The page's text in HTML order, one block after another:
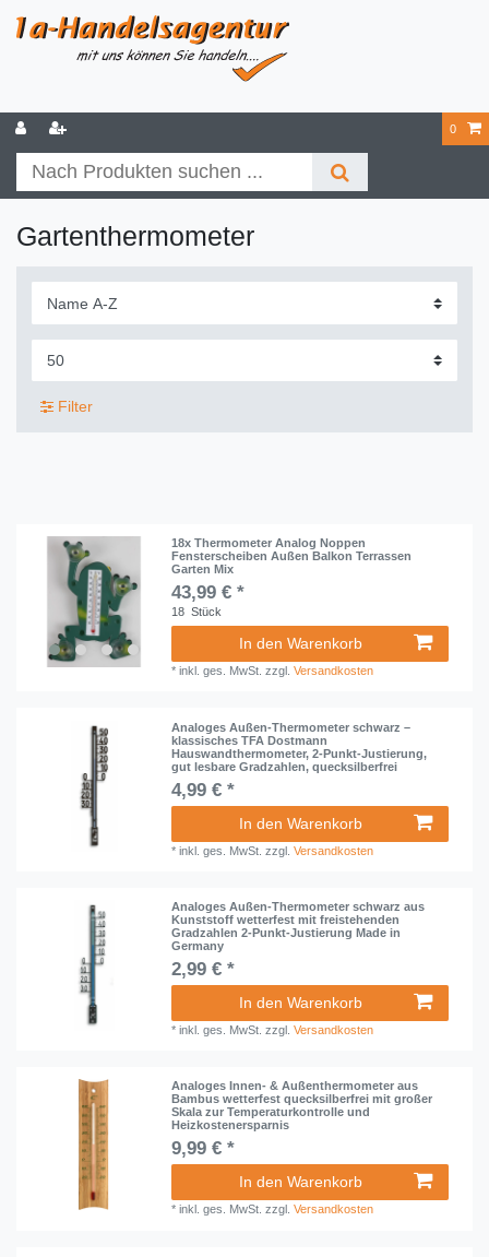
0
Gartenthermometer
Filter
18x Thermometer Analog Noppen
Fensterscheiben Außen Balkon Terrassen
Garten Mix
43,99 € *
18 Stück
In den Warenkorb
*inkl. ges. MwSt. zzgl.Versandkosten
Analoges Außen-Thermometer schwarz –
klassisches TFA Dostmann
Hauswandthermometer, 2-Punkt-Justierung,
gut lesbare Gradzahlen, quecksilberfrei
4,99 € *
In den Warenkorb
*inkl. ges. MwSt. zzgl.Versandkosten
Analoges Außen-Thermometer schwarz aus
Kunststoff wetterfest mit freistehenden
Gradzahlen 2-Punkt-Justierung Made in
Germany
2,99 € *
In den Warenkorb
*inkl. ges. MwSt. zzgl.Versandkosten
Analoges Innen- & Außenthermometer aus
Bambus wetterfest quecksilberfrei mit großer
Skala zur Temperaturkontrolle und
Heizkostenersparnis
9,99 € *
In den Warenkorb
*inkl. ges. MwSt. zzgl.Versandkosten